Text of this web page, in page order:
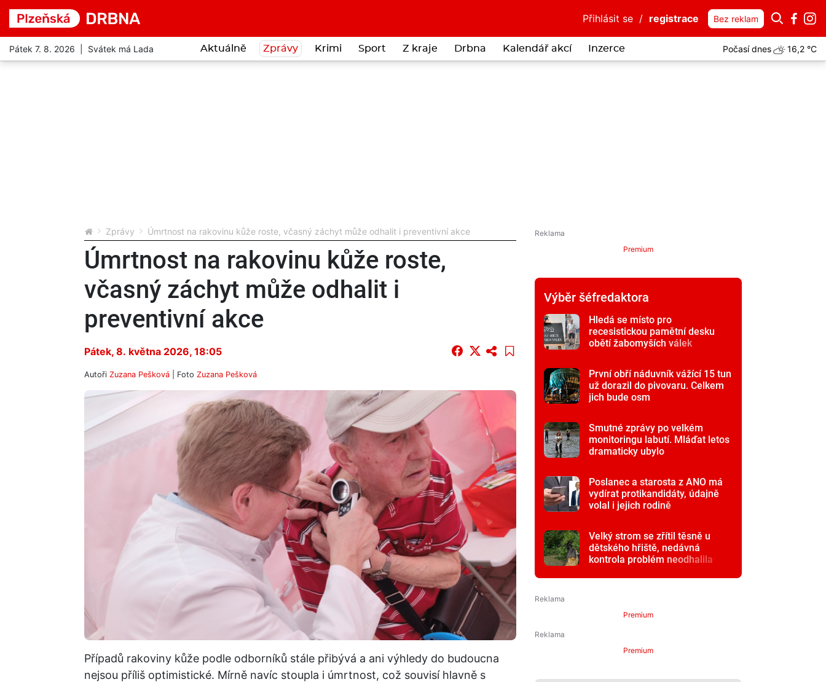
Přihlásit se / registrace Bez reklam
Pátek 7. 8. 2026 | Svátek má Lada Aktuálně Zprávy Krimi Sport Z kraje Drbna Kalendář akcí Inzerce Počasí dnes 16,2 °C
Zprávy Úmrtnost na rakovinu kůže roste, včasný záchyt může odhalit i preventivní akce
Úmrtnost na rakovinu kůže roste,
včasný záchyt může odhalit i
preventivní akce
Pátek, 8. května 2026, 18:05
Autoři Zuzana Pešková | Foto Zuzana Pešková
Případů rakoviny kůže podle odborníků stále přibývá a ani výhledy do budoucna
nejsou příliš optimistické. Mírně navíc stoupla i úmrtnost, což souvisí hlavně s
Premium
Výběr šéfredaktora
Hledá se místo pro
recesistickou pamětní desku
obětí žabomyších válek
První obří náduvník vážící 15 tun
už dorazil do pivovaru. Celkem
jich bude osm
Smutné zprávy po velkém
monitoringu labutí. Mláďat letos
dramaticky ubylo
Poslanec a starosta z ANO má
vydírat protikandidáty, údajně
volal i jejich rodině
Velký strom se zřítil těsně u
dětského hřiště, nedávná
kontrola problém neodhalila
Premium
Premium